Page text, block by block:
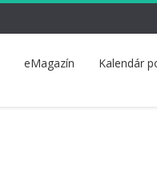
eMagazín Kalendár